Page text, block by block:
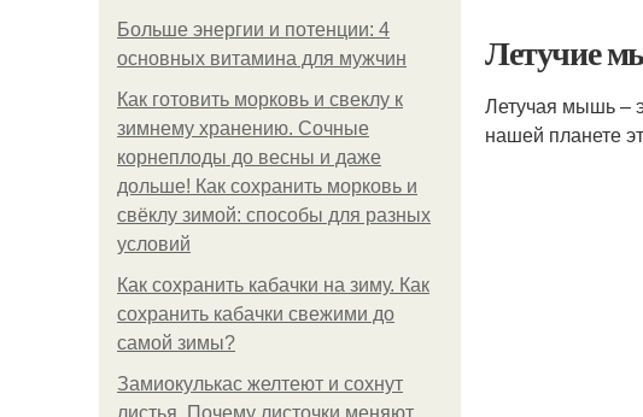
Больше энергии и потенции: 4
основных витамина для мужчин
Как готовить морковь и свеклу к
зимнему хранению. Сочные
корнеплоды до весны и даже
дольше! Как сохранить морковь и
свёклу зимой: способы для разных
условий
Как сохранить кабачки на зиму. Как
сохранить кабачки свежими до
самой зимы?
Замиокулькас желтеют и сохнут
листья. Почему листочки меняют
Летучие
Летучая мышь –
нашей планете